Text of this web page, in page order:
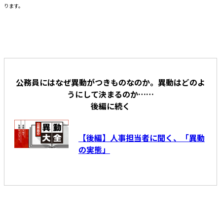
ります。
公務員にはなぜ異動がつきものなのか。異動はどのよ
うにして決まるのか……
後編に続く
【後編】人事担当者に聞く、「異動
の実態」